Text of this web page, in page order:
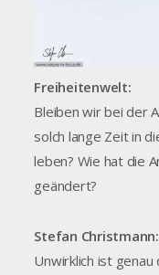
Freiheitenwelt:
Bleiben wir bei der
solch lange Zeit in
leben? Wie hat die
geändert?
Stefan Christmann:
Unwirklich ist